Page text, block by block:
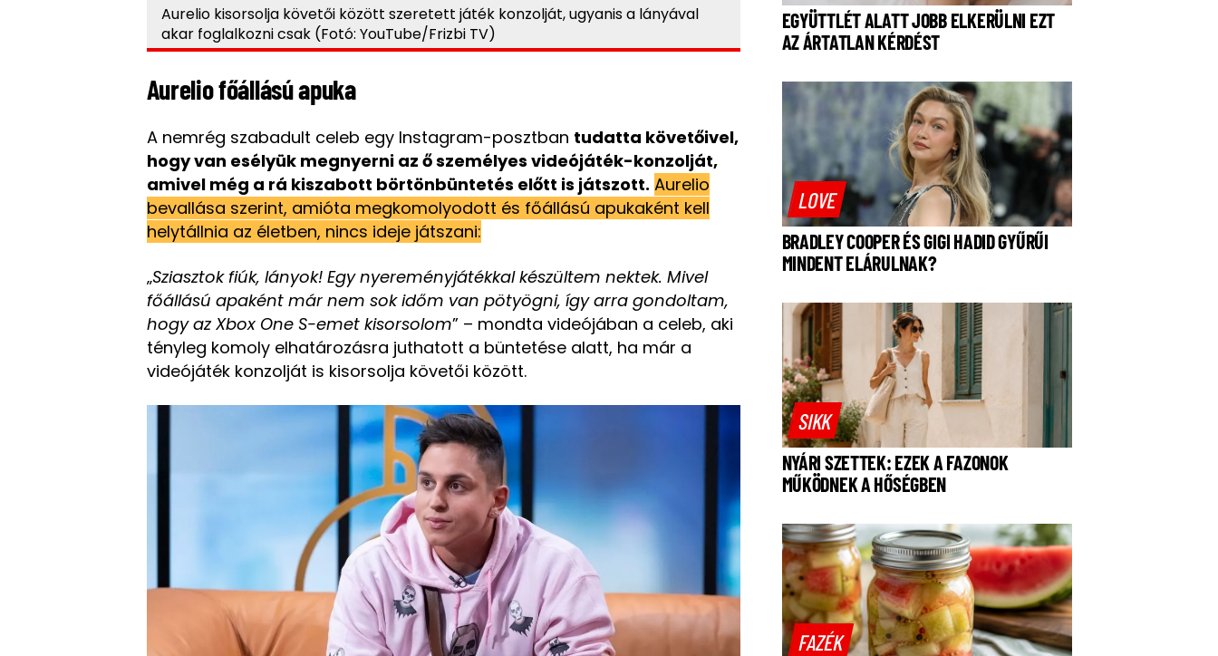
Aurelio kisorsolja követői között szeretett játék konzolját, ugyanis a lányával
akar foglalkozni csak (Fotó: YouTube/Frizbi TV)
Aurelio főállású apuka
A nemrég szabadult celeb egy Instagram-posztban tudatta követőivel,
hogy van esélyük megnyerni az ő személyes videójáték-konzolját,
amivel még a rá kiszabott börtönbüntetés előtt is játszott. Aurelio
bevallása szerint, amióta megkomolyodott és főállású apukaként kell
helytállnia az életben, nincs ideje játszani:
„Sziasztok fiúk, lányok! Egy nyereményjátékkal készültem nektek. Mivel
főállású apaként már nem sok időm van pötyögni, így arra gondoltam,
hogy az Xbox One S-emet kisorsolom” – mondta videójában a celeb, aki
tényleg komoly elhatározásra juthatott a büntetése alatt, ha már a
videójáték konzolját is kisorsolja követői között.
EGYÜTTLÉT ALATT JOBB ELKERÜLNI EZT
AZ ÁRTATLAN KÉRDÉST
LOVE
BRADLEY COOPER ÉS GIGI HADID GYŰRŰI
MINDENT ELÁRULNAK?
SIKK
NYÁRI SZETTEK: EZEK A FAZONOK
MŰKÖDNEK A HŐSÉGBEN
FAZÉK